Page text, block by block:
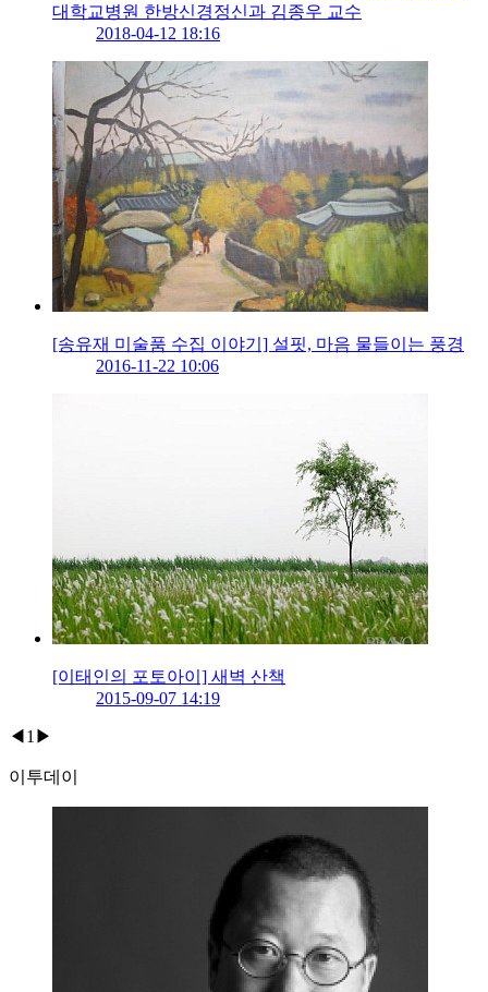
대학교병원 한방신경정신과 김종우 교수
2018-04-12 18:16
[송유재 미술품 수집 이야기] 설핏, 마음 물들이는 풍경
2016-11-22 10:06
[이태인의 포토아이] 새벽 산책
2015-09-07 14:19
◀ 1 ▶
이투데이